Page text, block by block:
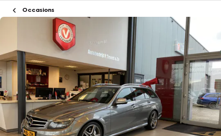
Occasions